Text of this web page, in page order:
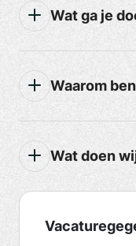
Wat ga je
Waarom
Wat doen